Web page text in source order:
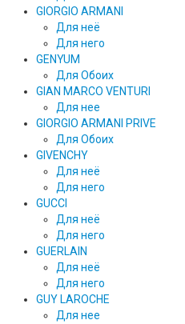
GIORGIO ARMANI
Для неё
Для него
GENYUM
Для Обоих
GIAN MARCO VENTURI
Для нее
GIORGIO ARMANI PRIVE
Для Обоих
GIVENCHY
Для неё
Для него
GUCCI
Для неё
Для него
GUERLAIN
Для неё
Для него
GUY LAROCHE
Для нее